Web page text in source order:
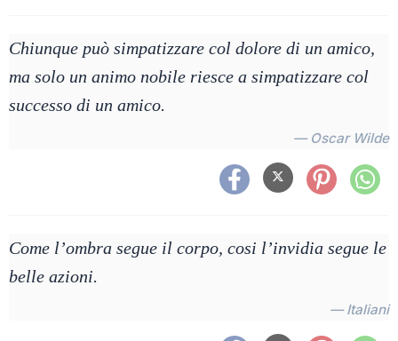
Chiunque può simpatizzare col dolore di un amico,
ma solo un animo nobile riesce a simpatizzare col
successo di un amico.
— Oscar Wilde
Come l’ombra segue il corpo, cosi l’invidia segue le
belle azioni.
— Italiani